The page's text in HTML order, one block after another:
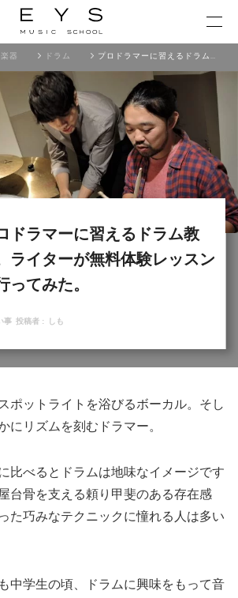
楽器 ドラム プロドラマーに習えるドラム教室。ライターが無料体験レッスンに行ってみた。
ドラマーに習えるドラム教
ライターが無料体験レッスン
ってみた。
事 投稿者 : しも
ポットライトを浴びるボーカル。そし
にリズムを刻むドラマー。
比べるとドラムは地味なイメージです
台骨を支える頼り甲斐のある存在感
た巧みなテクニックに憧れる人は多い
中学生の頃、ドラムに興味をもって音